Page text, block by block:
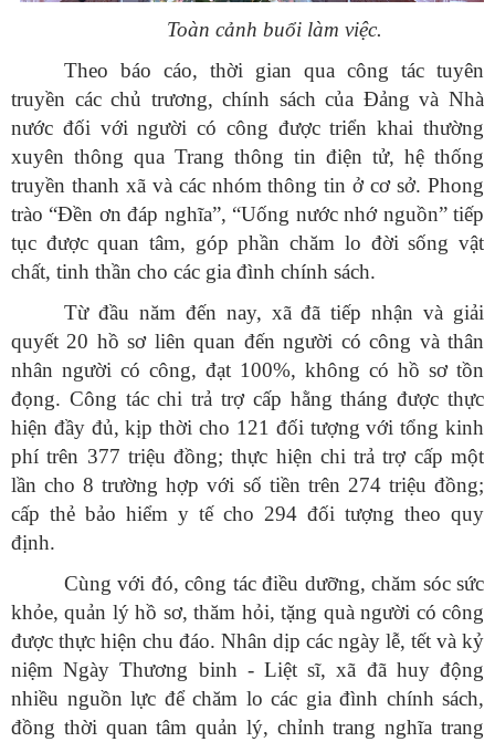
Toàn cảnh buổi làm việc.
Theo báo cáo, thời gian qua công tác tuyên
truyền các chủ trương, chính sách của Đảng và Nhà
nước đối với người có công được triển khai thường
xuyên thông qua Trang thông tin điện tử, hệ thống
truyền thanh xã và các nhóm thông tin ở cơ sở. Phong
trào “Đền ơn đáp nghĩa”, “Uống nước nhớ nguồn” tiếp
tục được quan tâm, góp phần chăm lo đời sống vật
chất, tinh thần cho các gia đình chính sách.
Từ đầu năm đến nay, xã đã tiếp nhận và giải
quyết 20 hồ sơ liên quan đến người có công và thân
nhân người có công, đạt 100%, không có hồ sơ tồn
đọng. Công tác chi trả trợ cấp hằng tháng được thực
hiện đầy đủ, kịp thời cho 121 đối tượng với tổng kinh
phí trên 377 triệu đồng; thực hiện chi trả trợ cấp một
lần cho 8 trường hợp với số tiền trên 274 triệu đồng;
cấp thẻ bảo hiểm y tế cho 294 đối tượng theo quy
định.
Cùng với đó, công tác điều dưỡng, chăm sóc sức
khỏe, quản lý hồ sơ, thăm hỏi, tặng quà người có công
được thực hiện chu đáo. Nhân dịp các ngày lễ, tết và kỷ
niệm Ngày Thương binh - Liệt sĩ, xã đã huy động
nhiều nguồn lực để chăm lo các gia đình chính sách,
đồng thời quan tâm quản lý, chỉnh trang nghĩa trang